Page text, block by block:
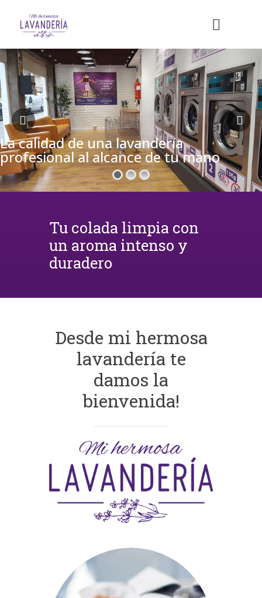
La calidad de una lavandería
profesional al alcance de tu mano
Tu colada limpia con
un aroma intenso y
duradero
Desde mi hermosa
lavandería te
damos la
bienvenida!